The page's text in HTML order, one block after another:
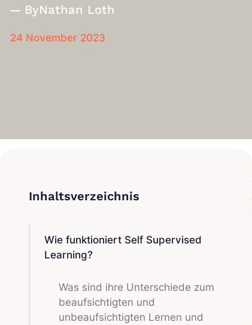
ByNathan Loth
24 November 2023
Wie funktioniert Self Supervised
Learning?
Was sind ihre Unterschiede zum
beaufsichtigten und
unbeaufsichtigten Lernen und